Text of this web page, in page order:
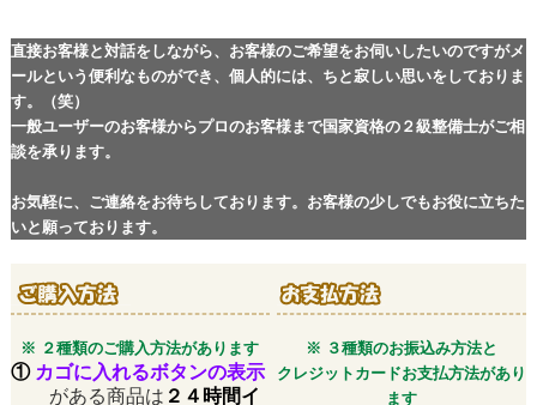
直接お客様と対話をしながら、お客様のご希望をお伺いしたいのですがメ
ールという便利なものができ、個人的には、ちと寂しい思いをしておりま
す。（笑）
一般ユーザーのお客様からプロのお客様まで国家資格の２級整備士がご相
談を承ります。
お気軽に、ご連絡をお待ちしております。お客様の少しでもお役に立ちた
いと願っております。
※ ２種類のご購入方法があります
※ ３種類のお振込み方法と
クレジットカードお支払方法があり
ます
① カゴに入れるボタンの表示
がある商品は ２４時間イ